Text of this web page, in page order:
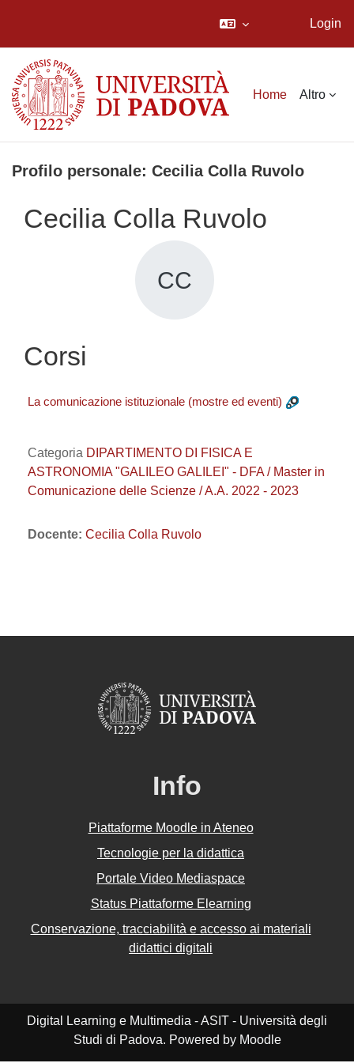
Login
Home Altro
Profilo personale: Cecilia Colla Ruvolo
Cecilia Colla Ruvolo
CC
Corsi
La comunicazione istituzionale (mostre ed eventi)
Categoria DIPARTIMENTO DI FISICA E
ASTRONOMIA "GALILEO GALILEI" - DFA / Master in
Comunicazione delle Scienze / A.A. 2022 - 2023
Docente: Cecilia Colla Ruvolo
Info
Piattaforme Moodle in Ateneo
Tecnologie per la didattica
Portale Video Mediaspace
Status Piattaforme Elearning
Conservazione, tracciabilità e accesso ai materiali
didattici digitali
Digital Learning e Multimedia - ASIT - Università degli
Studi di Padova. Powered by Moodle